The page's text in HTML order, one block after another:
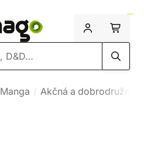
Manga Akčná a dobrodružná